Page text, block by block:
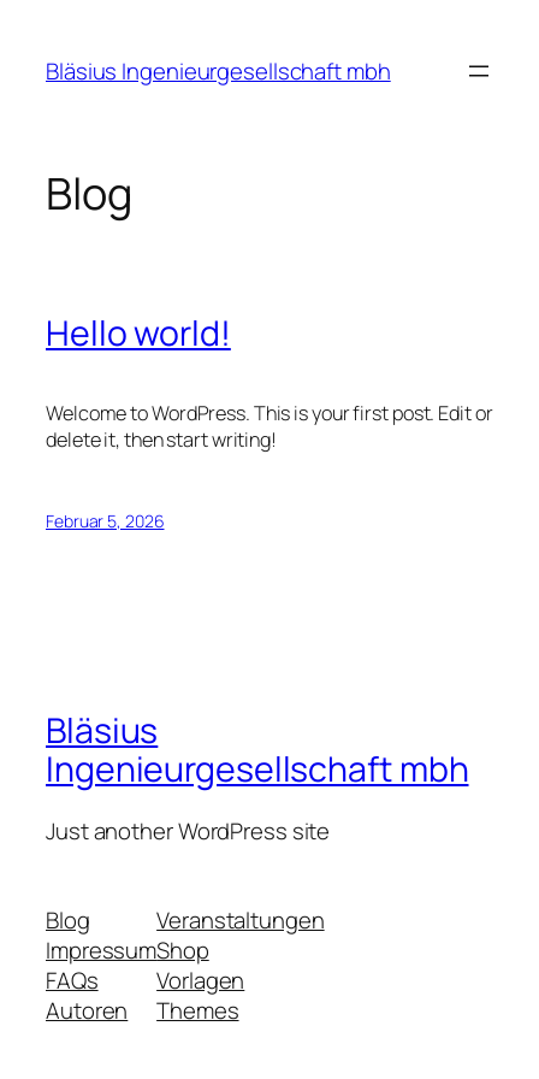
springen
Bläsius Ingenieurgesellschaft mbh
Blog
Hello world!
Welcome to WordPress. This is your first post. Edit or
delete it, then start writing!
Februar 5, 2026
Bläsius
Ingenieurgesellschaft mbh
Just another WordPress site
Blog
Impressum
FAQs
Autoren
Veranstaltungen
Shop
Vorlagen
Themes